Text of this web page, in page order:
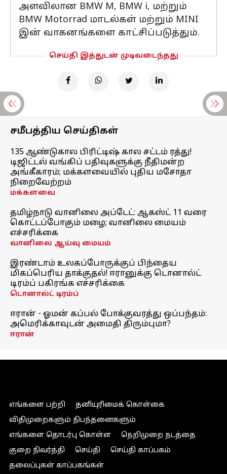
அளவிலான BMW M, BMW i, மற்றும்
BMW Motorrad மாடல்கள் மற்றும் MINI
இன் வாகனங்களை காட்சிப்படுத்தும்.
செய்தி இத்துடன் முடிவடைந்தது
சமீபத்திய செய்திகள்
135 ஆண்டுகால பிரிட்டிஷ் கால சட்டம் ரத்து!
டிஜிட்டல் வங்கிப் பதிவுகளுக்கு நீதிமன்ற
அங்கீகாரம்; மக்களவையில் புதிய மசோதா
நிறைவேற்றம்
மக்களவை
தமிழ்நாடு வானிலை அப்டேட்: ஆகஸ்ட் 11 வரை
கொட்டப்போகும் மழை; வானிலை மையம்
எச்சரிக்கை
வானிலை ஆய்வு மையம்
இரண்டாம் உலகப்போருக்குப் பிந்தைய
மிகப்பெரிய தாக்குதல்! ஈரானுக்கு டொனால்ட்
டிரம்ப் பகிரங்க எச்சரிக்கை
டொனால்ட் டிரம்ப்
ஈரான் - ஓமன் கப்பல் போக்குவரத்து ஒப்பந்தம்:
அமெரிக்காவுடன் அமைதி திரும்புமா?
ஈரான்
எங்களை பற்றி
தனியுரிமைக் கொள்கை
விதிமுறைகளும் நிபந்தனைகளும்
எங்களை தொடர்பு கொள்ள
நெறிமுறை நடத்தை
குறை நிவர்த்தி
செய்தி
செய்தி காப்பகம்
தலைப்புகள் காப்பகங்கள்